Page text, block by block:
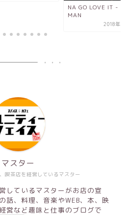
NA GO LOVE IT -
MAN
2018年8
喫茶店を経営しているマスター
マスター
しているマスターがお店の宣
話、料理、音楽やWEB、本、映
営など趣味と仕事のブログで